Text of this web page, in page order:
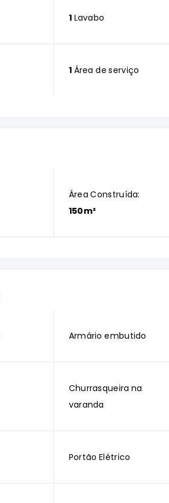
1Lavabo
1Área de serviço
Área Construída:
150m²
Armário embutido
Churrasqueira na
varanda
Portão Elétrico